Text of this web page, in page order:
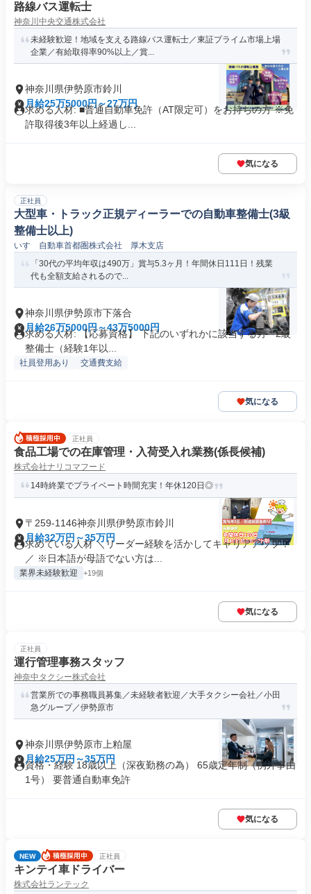
路線バス運転士
神奈川中央交通株式会社
未経験歓迎！地域を支える路線バス運転士／東証プライム市場上場
企業／有給取得率90%以上／賞...
神奈川県伊勢原市鈴川
月給25万5000円～27万円
求める人材: ■普通自動車免許（AT限定可）をお持ちの方 ※免
許取得後3年以上経過し...
気になる
正社員
大型車・トラック正規ディーラーでの自動車整備士(3級
整備士以上)
いすゞ自動車首都圏株式会社 厚木支店
「30代の平均年収は490万」賞与5.3ヶ月！年間休日111日！残業
代も全額支給されるので...
神奈川県伊勢原市下落合
月給26万5000円～43万5000円
求める人材: 【応募資格】 下記のいずれかに該当する方 * 2級
整備士（経験1年以...
社員登用あり 交通費支給
気になる
正社員
食品工場での在庫管理・入荷受入れ業務(係長候補)
株式会社ナリコマフード
14時終業でプライベート時間充実！年休120日◎
〒259-1146神奈川県伊勢原市鈴川
月給32万円～35万円
求めている人材 ＼リーダー経験を活かしてキャリアアップ！
／ ※日本語が母語でない方は...
業界未経験歓迎 +19個
気になる
正社員
運行管理事務スタッフ
神奈中タクシー株式会社
営業所での事務職員募集／未経験者歓迎／大手タクシー会社／小田
急グループ／伊勢原市
神奈川県伊勢原市上粕屋
月給25万円～35万円
資格・経験 18歳以上（深夜勤務の為） 65歳定年制（例外事由
1号） 要普通自動車免許
気になる
NEW 正社員
キンテイ車ドライバー
株式会社ランテック